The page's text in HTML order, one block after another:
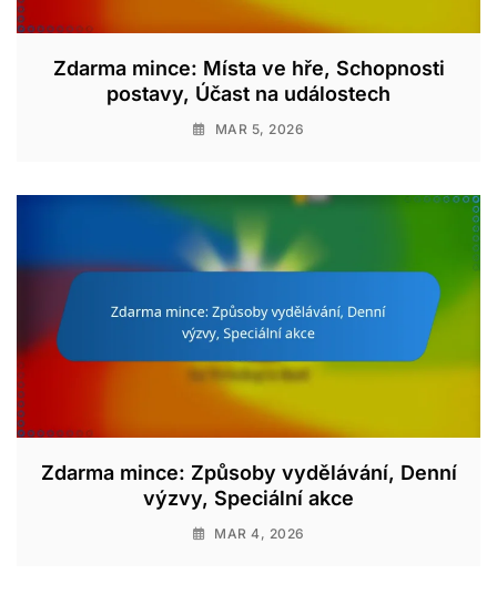
Zdarma mince: Místa ve hře, Schopnosti
postavy, Účast na událostech
MAR 5, 2026
Zdarma mince: Způsoby vydělávání, Denní
výzvy, Speciální akce
MAR 4, 2026